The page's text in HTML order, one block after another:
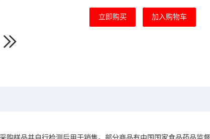
立即购买 加入购物车